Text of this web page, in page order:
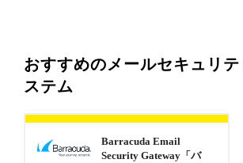
おすすめのメールセキュリ
ステム
Barracuda Email
Security Gateway「バ